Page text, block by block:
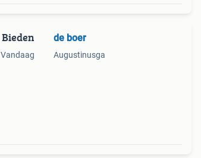
Bieden
Vandaag
de boer
Augustinusga